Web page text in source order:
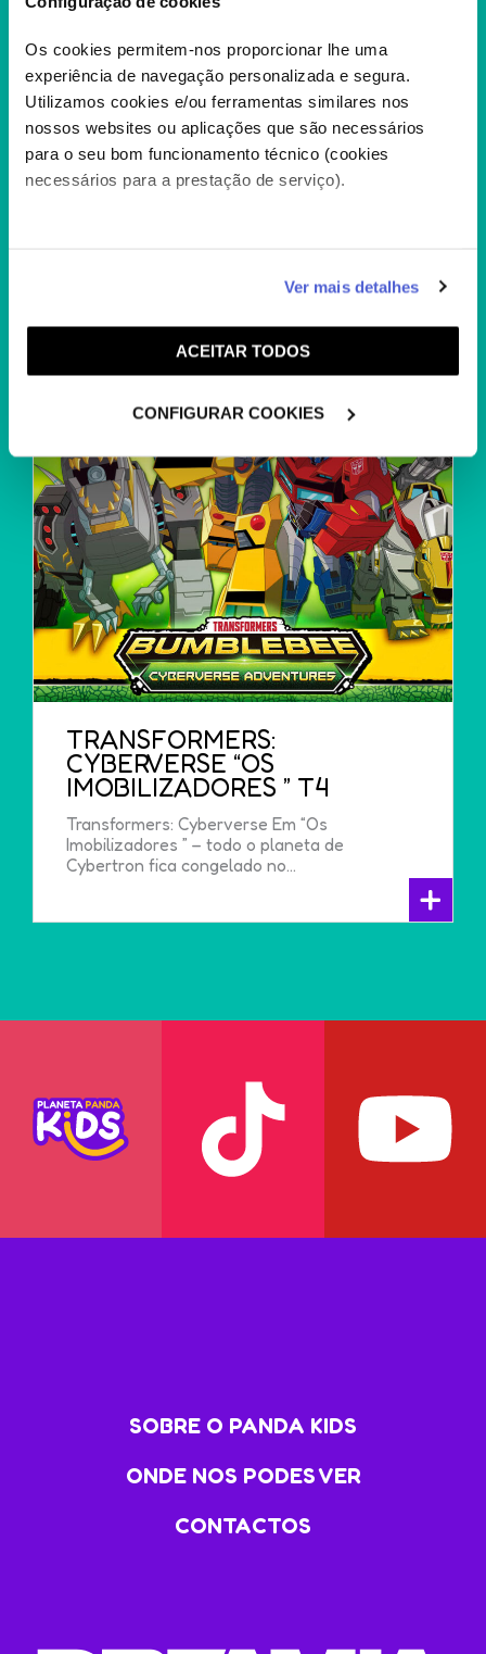
Os cookies permitem-nos proporcionar lhe uma
experiência de navegação personalizada e segura.
Utilizamos cookies e/ou ferramentas similares nos
nossos websites ou aplicações que são necessários
para o seu bom funcionamento técnico (cookies
necessários para a prestação de serviço).
este serviço às suas preferências e apresentar-lhe
funcionalidades (cookies de personalização e
funcionalidade) e adaptar anúncios aos seus interesses
(cookies de publicidade personalizada). Pode gerir a
Cookies".
Ver mais detalhes
ACEITAR TODOS
CONFIGURAR COOKIES
A FAMILIA ADDAMS 2
Mortícia e Gomez estão desgostosos por
verem os filhos crescer e totalmente
absorvidos pelo poder...
TRANSFORMERS:
CYBERVERSE “OS
IMOBILIZADORES ” T4
Transformers: Cyberverse Em “Os
Imobilizadores ” – todo o planeta de
Cybertron fica congelado no...
+
SOBRE O PANDA KIDS
ONDE NOS PODES VER
CONTACTOS